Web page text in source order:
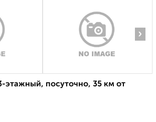
›
этажный, посуточно, 35 км от